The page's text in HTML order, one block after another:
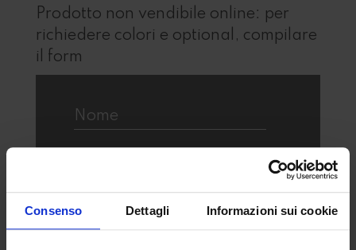
Consenso Dettagli Informazioni sui cookie
Prodotto non vendibile online: per
richiedere colori e optional, compilare
il form